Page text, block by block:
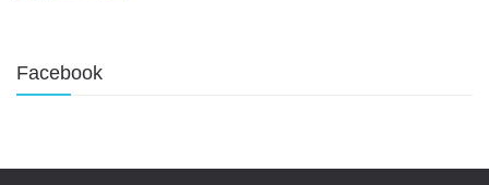
Facebook